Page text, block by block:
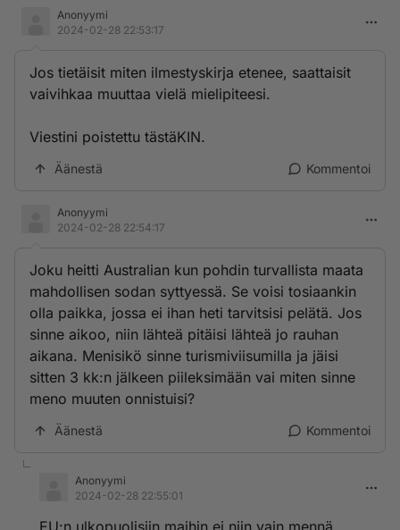
Anonyymi
2024-02-28 22:53:17
Jos tietäisit miten ilmestyskirja etenee, saattaisit
vaivihkaa muuttaa vielä mielipiteesi.
Viestini poistettu tästäKIN.
Äänestä Kommentoi
Anonyymi
2024-02-28 22:54:17
Joku heitti Australian kun pohdin turvallista maata
mahdollisen sodan syttyessä. Se voisi tosiaankin
olla paikka, jossa ei ihan heti tarvitsisi pelätä. Jos
sinne aikoo, niin lähteä pitäisi lähteä jo rauhan
aikana. Menisikö sinne turismiviisumilla ja jäisi
sitten 3 kk:n jälkeen piileksimään vai miten sinne
meno muuten onnistuisi?
Äänestä Kommentoi
Anonyymi
2024-02-28 22:55:01
EU:n ulkopuolisiin maihin ei niin vain mennä